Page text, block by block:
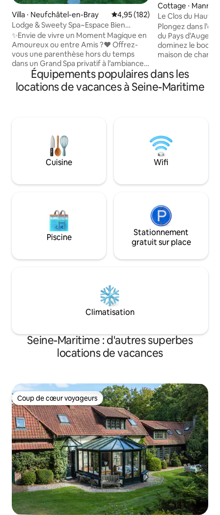
Villa ⋅ Neufchâtel-en-Bray Évaluation moyenne sur la
4,95 (182)
Lodge & Sweety Spa~Espace Bien
Etre~Cinéma~Braséro
✨Envie de vivre un Moment Magique en
Amoureux ou entre Amis ?❤️ Offrez-
vous une parenthèse hors du temps
dans un Grand Spa privatif à l’ambiance
romantique sous le Ciel Étoilé, véritable
invitation au voyage sous les tropiques🌴
💦Détendez-vous dans l'Espace Bien-
& Sweety❤️Spa, magnifique maison en
pierres nichée au calme de la campagne
Cottage ⋅
Le Clos du Haut •
Plongez dans
du Pays d’Auge,
dominez le
maison de
parfaitement
ville, avec les
voisins, à
de modernité
exceptionnel
Équipements populaires dans les
locations de vacances à Seine-Maritime
Cuisine Wifi
Piscine
Stationnement
gratuit sur place
Climatisation
Seine-Maritime : d'autres superbes
locations de vacances
Coup de cœur voyageurs
Coup de cœur voyageurs